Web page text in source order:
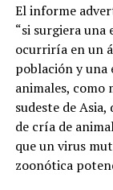
El informe
“si surgiera
ocurriría en un
población y una
animales, como
sudeste de
de cría de
que un virus
zoonótica